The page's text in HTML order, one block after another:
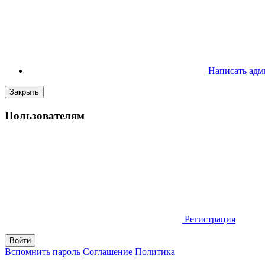
Написать
Закрыть
Пользователям
Регистрация
Вспомнить пароль Соглашение Политика